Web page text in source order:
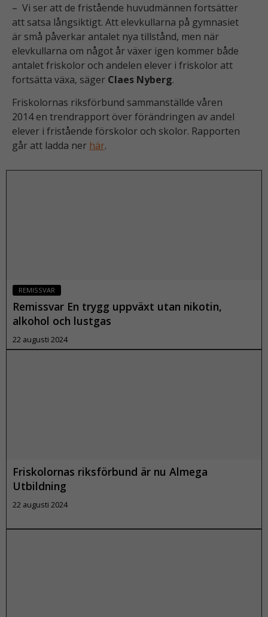
– Vi ser att de fristående huvudmännen fortsätter
att satsa långsiktigt. Att elevkullarna på gymnasiet
är små påverkar antalet nya tillstånd, men när
elevkullarna om något år växer igen kommer både
antalet friskolor och andelen elever i friskolor att
fortsätta växa, säger Claes Nyberg.
Friskolornas riksförbund sammanställde våren
2014 en trendrapport över förändringen av andel
elever i fristående förskolor och skolor. Rapporten
går att ladda ner här.
REMISSVAR
Remissvar En trygg uppväxt utan nikotin,
alkohol och lustgas
22 augusti 2024
Friskolornas riksförbund är nu Almega
Utbildning
22 augusti 2024